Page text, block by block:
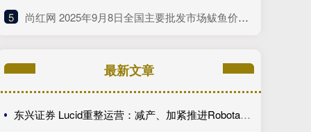
5 ​尚红网 2025年9月8日全国主要批发市场鲅鱼价格行情
最新文章
东兴证券 Lucid重整运营：减产、加紧推进Robotaxi、性价比车型继续跳票